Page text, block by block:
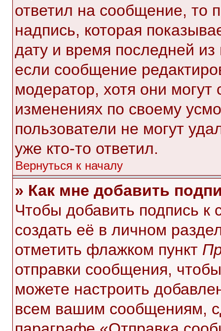
ответил на сообщение, то
надпись, которая
дату и время последней
если сообщение
модератор, хотя они
изменениях по своему
пользователи не могут
уже кто-то ответил.
Вернуться к началу
» Как мне добавить
Чтобы добавить подпись
создать её в личном
отметить флажком пункт
отправки сообщения,
можете настроить
всем вашим сообщениям,